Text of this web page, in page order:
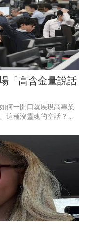
「高含金量說話
何一開口就展現高專業
這種沒靈魂的空話？專